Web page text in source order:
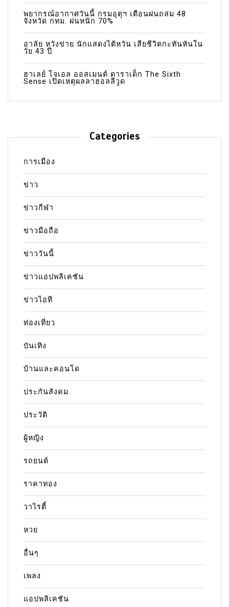
พยากรณ์อากาศวันนี้ กรมอุตุฯ เตือนฝนถล่ม 48
จังหวัด กทม. ฝนหนัก 70%
อาลัย หวังข่าย นักแสดงไต้หวัน เสียชีวิตกะทันหันใน
วัย 43 ปี
ฮาเลย์ โจเอล ออสเมนต์ ดาราเด็ก The Sixth
Sense เปิดเหตุผลลาฮอลลีวูด
Categories
การเมือง
ข่าว
ข่าวกีฬา
ข่าวมือถือ
ข่าววันนี้
ข่าวแอปพลิเคชัน
ข่าวไอที
ท่องเที่ยว
บันเทิง
บ้านและคอนโด
ประกันสังคม
ประวัติ
ผู้หญิง
รถยนต์
ราคาทอง
วาไรตี้
หวย
อื่นๆ
เพลง
แอปพลิเคชัน